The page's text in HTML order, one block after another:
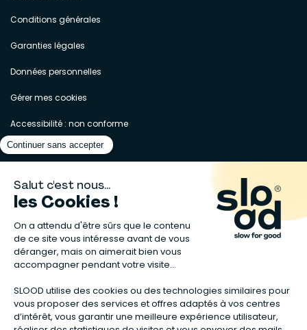
Conditions générales
Garanties légales
Données personnelles
Gérer mes cookies
Accessibilité : non conforme